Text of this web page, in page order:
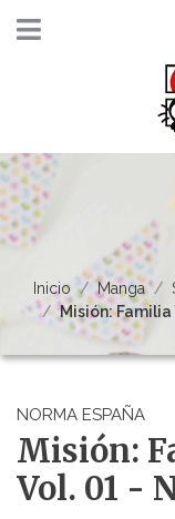
Inicio Manga
Misión: Familia
NORMA ESPAÑA
Misión:
Vol. 01 -